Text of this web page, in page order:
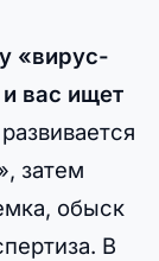
«вирус-
вас ищет
затем
обыск
В